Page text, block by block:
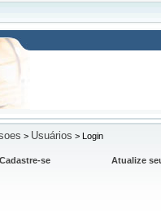
> Usuários > Login
Cadastre-se Atualize